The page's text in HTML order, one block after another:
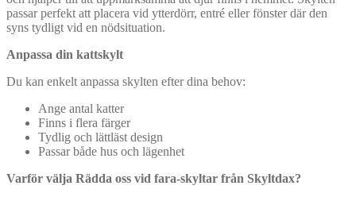
passar perfekt att placera vid ytterdörr, entré eller fönster där den
syns tydligt vid en nödsituation.
Anpassa din kattskylt
Du kan enkelt anpassa skylten efter dina behov:
Ange antal katter
Finns i flera färger
Tydlig och lättläst design
Passar både hus och lägenhet
Varför välja Rädda oss vid fara-skyltar från Skyltdax?